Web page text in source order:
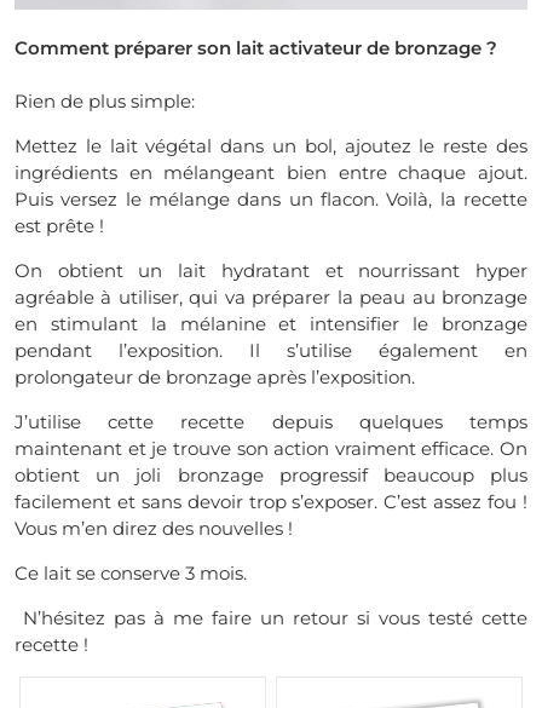
Comment préparer son lait activateur de bronzage ?
Rien de plus simple:
Mettez le lait végétal dans un bol, ajoutez le reste des
ingrédients en mélangeant bien entre chaque ajout.
Puis versez le mélange dans un flacon. Voilà, la recette
est prête !
On obtient un lait hydratant et nourrissant hyper
agréable à utiliser, qui va préparer la peau au bronzage
en stimulant la mélanine et intensifier le bronzage
pendant l’exposition. Il s’utilise également en
prolongateur de bronzage après l’exposition.
J’utilise cette recette depuis quelques temps
maintenant et je trouve son action vraiment efficace. On
obtient un joli bronzage progressif beaucoup plus
facilement et sans devoir trop s’exposer. C’est assez fou !
Vous m’en direz des nouvelles !
Ce lait se conserve 3 mois.
N’hésitez pas à me faire un retour si vous testé cette
recette !